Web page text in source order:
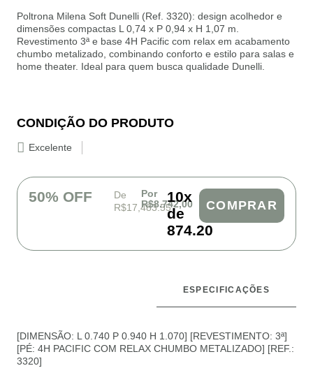
Poltrona Milena Soft Dunelli (Ref. 3320): design acolhedor e
dimensões compactas L 0,74 x P 0,94 x H 1,07 m.
Revestimento 3ª e base 4H Pacific com relax em acabamento
chumbo metalizado, combinando conforto e estilo para salas e
home theater. Ideal para quem busca qualidade Dunelli.
CONDIÇÃO DO PRODUTO
Excelente
50% OFF
De
R$17,483.55
Por
R$8.742,00
10x
de
874.20
COMPRAR
ESPECIFICAÇÕES
[DIMENSÃO: L 0.740 P 0.940 H 1.070] [REVESTIMENTO: 3ª]
[PÉ: 4H PACIFIC COM RELAX CHUMBO METALIZADO] [REF.:
3320]